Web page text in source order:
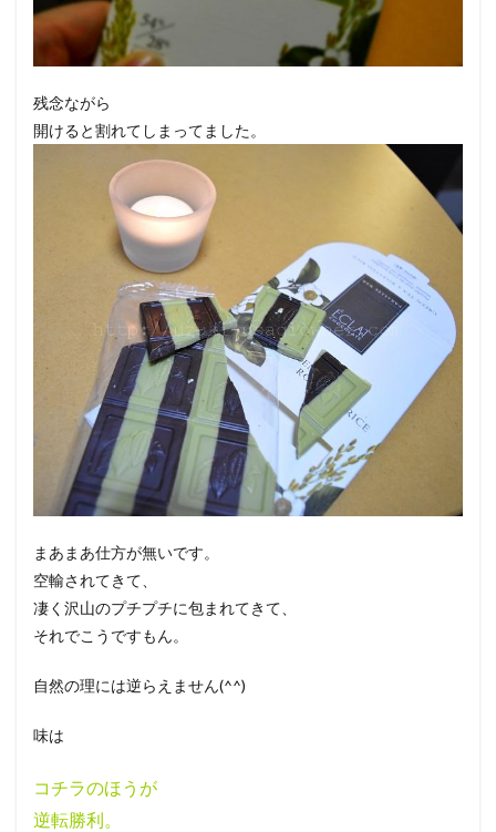
残念ながら
開けると割れてしまってました。
まあまあ仕方が無いです。
空輸されてきて、
凄く沢山のプチプチに包まれてきて、
それでこうですもん。
自然の理には逆らえません(^^)
味は
コチラのほうが
逆転勝利。